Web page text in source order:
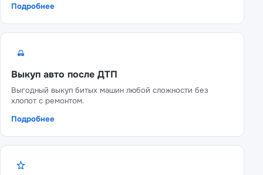
Подробнее
Выкуп авто после ДТП
Выгодный выкуп битых машин любой сложности без
хлопот с ремонтом.
Подробнее